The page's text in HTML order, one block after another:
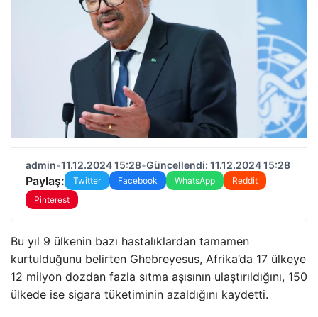
admin•11.12.2024 15:28•Güncellendi: 11.12.2024 15:28
Paylaş: Twitter Facebook WhatsApp
Reddit
Pinterest
Bu yıl 9 ülkenin bazı hastalıklardan tamamen
kurtulduğunu belirten Ghebreyesus, Afrika’da 17 ülkeye
12 milyon dozdan fazla sıtma aşısının ulaştırıldığını, 150
ülkede ise sigara tüketiminin azaldığını kaydetti.